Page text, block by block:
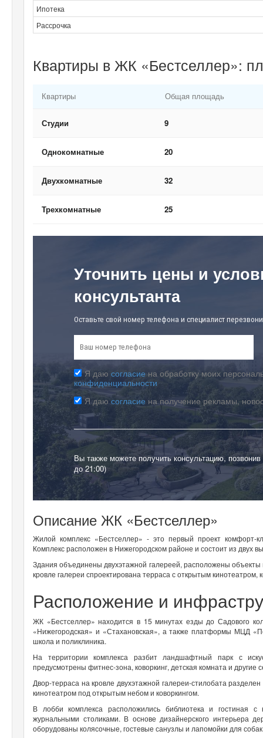
Ипотека
Рассрочка
Квартиры в ЖК «Бестселлер»:
Квартиры Общая площадь
Студии 9
Однокомнатные 20
Двухкомнатные 32
Трехкомнатные 25
Уточнить цены и
консультанта
Оставьте свой номер телефона и специалист
Я даю согласие на обработку моих
конфиденциальности
Я даюсогласие на получение рекламы,
Вы также можете получить консультацию,
до 21:00)
Описание ЖК «Бестселлер»
Жилой комплекс «Бестселлер» - это первый проект комфорт-
Комплекс расположен в Нижегородском районе и состоит из двух
Здания объединены двухэтажной галереей, расположены
кровле галереи спроектирована терраса с открытым кинотеатром,
Расположение и
ЖК «Бестселлер» находится в 15 минутах езды до Садового
«Нижегородская» и «Стахановская», а также платформы МЦД
школа и поликлиника.
На территории комплекса разбит ландшафтный парк с
предусмотрены фитнес-зона, коворкинг, детская комната и другие
Двор-терраса на кровле двухэтажной галереи-стилобата
кинотеатром под открытым небом и коворкингом.
В лобби комплекса расположились библиотека и
журнальными столиками. В основе дизайнерского интерьера
оборудованы колясочные, гостевые санузлы и лапомойки для